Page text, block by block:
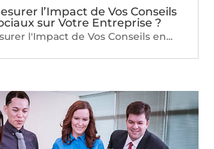
l’Impact de Vos Conseils
sur Votre Entreprise ?
l'Impact de Vos Conseils en...